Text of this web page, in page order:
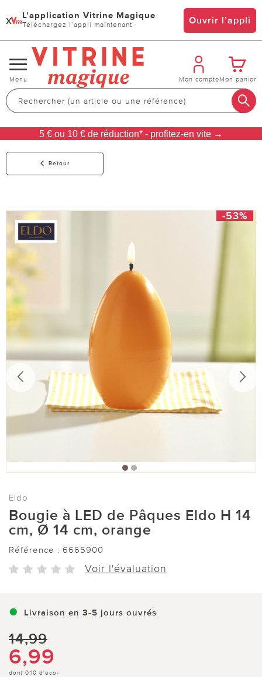
x L’application Vitrine Magique
Téléchargez l’appli maintenant Ouvrir l’appli
Changer
de
navigation
Menu Mon compteMon panier
5 € ou 10 € de réduction* - profitez-en vite →
Retour
-53%
Eldo
Bougie à LED de Pâques Eldo H 14
cm, Ø 14 cm, orange
Référence : 6665900
Voir l'évaluation
Livraison en 3-5 jours ouvrés
14,99
6,99
dont 0,10 d'eco-